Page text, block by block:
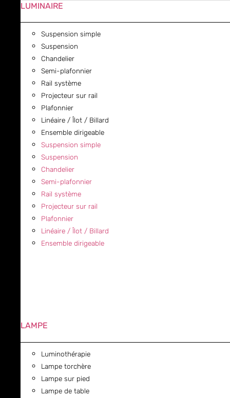
LUMINAIRE
Suspension simple
Suspension
Chandelier
Semi-plafonnier
Rail système
Projecteur sur rail
Plafonnier
Linéaire / Îlot / Billard
Ensemble dirigeable
Suspension simple
Suspension
Chandelier
Semi-plafonnier
Rail système
Projecteur sur rail
Plafonnier
Linéaire / Îlot / Billard
Ensemble dirigeable
LAMPE
Luminothérapie
Lampe torchère
Lampe sur pied
Lampe de table